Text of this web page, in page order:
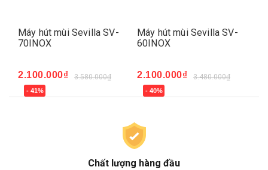
Máy hút mùi Sevilla SV-
70INOX
2.100.000₫ 3.580.000₫
- 41%
Máy hút mùi Sevilla SV-
60INOX
2.100.000₫ 3.480.000₫
- 40%
Chất lượng hàng đầu